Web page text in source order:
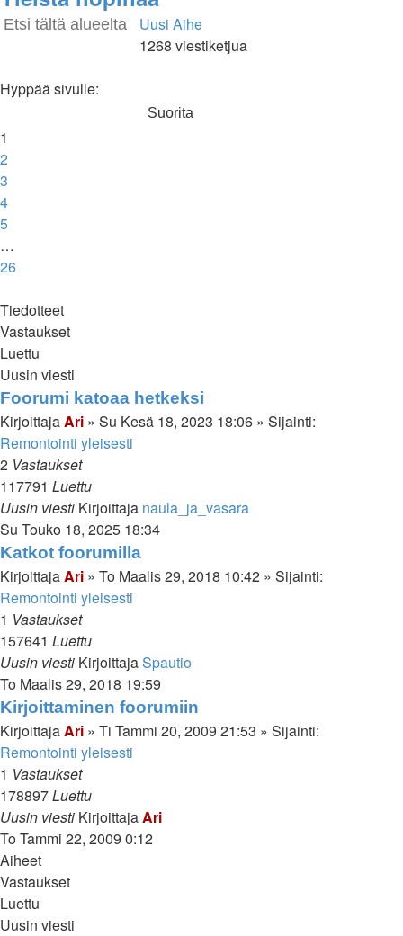
Uusi Aihe
Etsi
Tarkennettu
haku
1268 viestiketjua
1/26
Hyppää sivulle:
1
2
3
4
5
…
26
Tiedotteet
Vastaukset
Luettu
Uusin viesti
Foorumi katoaa hetkeksi
KirjoittajaAri » Su Kesä 18, 2023 18:06 » Sijainti:
Remontointi yleisesti
2 Vastaukset
117791 Luettu
Uusin viesti Kirjoittaja naula_ja_vasara
Su Touko 18, 2025 18:34
Katkot foorumilla
KirjoittajaAri » To Maalis 29, 2018 10:42 » Sijainti:
Remontointi yleisesti
1 Vastaukset
157641 Luettu
Uusin viesti KirjoittajaSpautio
To Maalis 29, 2018 19:59
Kirjoittaminen foorumiin
KirjoittajaAri » Ti Tammi 20, 2009 21:53 » Sijainti:
Remontointi yleisesti
1 Vastaukset
178897Luettu
Uusin viesti KirjoittajaAri
To Tammi 22, 2009 0:12
Aiheet
Vastaukset
Luettu
Uusin viesti